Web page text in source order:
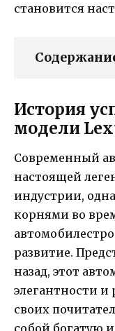
становится
История
модели
Современный
настоящей
индустрии,
корнями во
развитие.
назад, этот
элегантности и
своих
собой богатую